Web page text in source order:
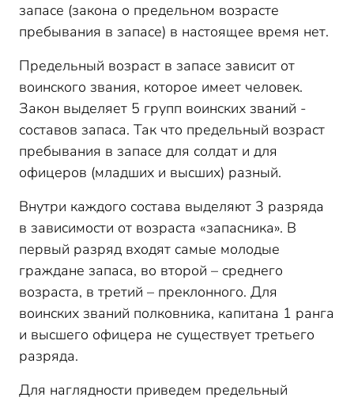
запасе (закона о предельном возрасте
пребывания в запасе) в настоящее время нет.
Предельный возраст в запасе зависит от
воинского звания, которое имеет человек.
Закон выделяет 5 групп воинских званий -
составов запаса. Так что предельный возраст
пребывания в запасе для солдат и для
офицеров (младших и высших) разный.
Внутри каждого состава выделяют 3 разряда
в зависимости от возраста «запасника». В
первый разряд входят самые молодые
граждане запаса, во второй – среднего
возраста, в третий – преклонного. Для
воинских званий полковника, капитана 1 ранга
и высшего офицера не существует третьего
разряда.
Для наглядности приведем предельный